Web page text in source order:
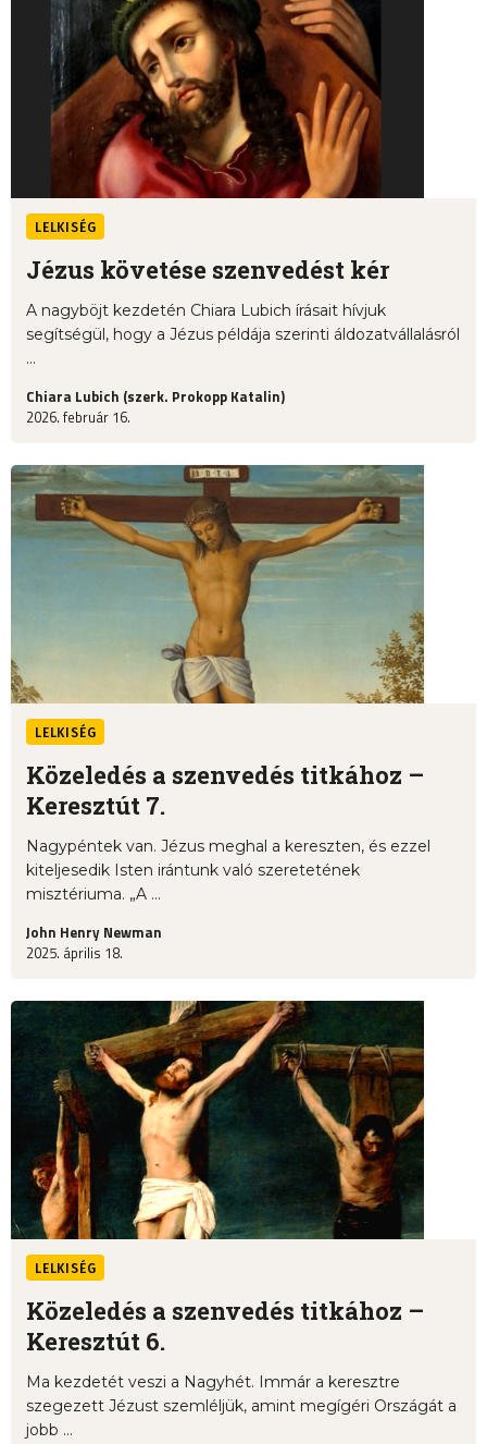
LELKISÉG
Jézus követése szenvedést kér
A nagyböjt kezdetén Chiara Lubich írásait hívjuk
segítségül, hogy a Jézus példája szerinti áldozatvállalásról
...
Chiara Lubich (szerk. Prokopp Katalin)
2026. február 16.
LELKISÉG
Közeledés a szenvedés titkához –
Keresztút 7.
Nagypéntek van. Jézus meghal a kereszten, és ezzel
kiteljesedik Isten irántunk való szeretetének
misztériuma. „A ...
John Henry Newman
2025. április 18.
LELKISÉG
Közeledés a szenvedés titkához –
Keresztút 6.
Ma kezdetét veszi a Nagyhét. Immár a keresztre
szegezett Jézust szemléljük, amint megígéri Országát a
jobb ...